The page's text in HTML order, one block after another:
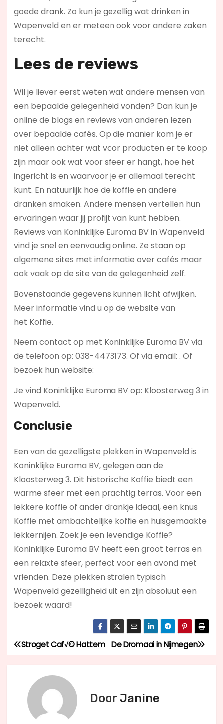
goede drank. Zo kun je gezellig wat drinken in
Wapenveld en er meteen ook voor andere zaken
terecht.
Lees de reviews
Wil je liever eerst weten wat andere mensen van
een bepaalde gelegenheid vonden? Dan kun je
online de blogs en reviews van anderen lezen
over bepaalde cafés. Op die manier kom je er
niet alleen achter wat voor producten er te koop
zijn maar ook wat voor sfeer er hangt, hoe het
ingericht is en waarvoor je er allemaal terecht
kunt. En natuurlijk hoe de koffie en andere
dranken smaken. Andere mensen vertellen hun
ervaringen waar jij profijt van kunt hebben.
Reviews van Koninklijke Euroma BV in Wapenveld
vind je snel en eenvoudig online. Ze staan op
algemene sites met informatie over cafés maar
ook vaak op de site van de gelegenheid zelf.
Bovenstaande gegevens kunnen licht afwijken.
Meer informatie vind u op de website van
het Koffie.
Neem contact op met Koninklijke Euroma BV via
de telefoon op: 038-4473173. Of via email: . Of
bezoek hun website:
Je vind Koninklijke Euroma BV op: Kloosterweg 3 in
Wapenveld.
Conclusie
Een van de gezelligste plekken in Wapenveld is
Koninklijke Euroma BV, gelegen aan de
Kloosterweg 3. Dit historische Koffie biedt een
warme sfeer met een prachtig terras. Voor een
lekkere koffie of ander drankje ideaal, een knus
Koffie met ambachtelijke koffie en huisgemaakte
lekkernijen. Zoek je een levendige Koffie?
Koninklijke Euroma BV heeft een groot terras en
een relaxte sfeer, perfect voor een avond met
vrienden. Deze plekken stralen typisch
Wapenveld gezelligheid uit en zijn absoluut een
bezoek waard!
B
e
De Dromaai in Nijmegen
Stroget Caf√© Hattem
Door Janine